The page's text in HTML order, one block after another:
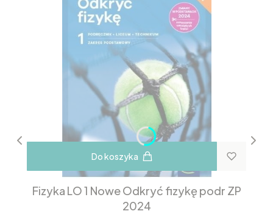
Do koszyka
Fizyka LO 1 Nowe Odkryć fizykę podr ZP
2024